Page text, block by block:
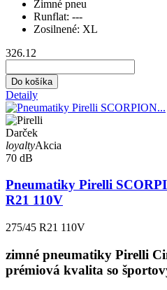
Zimné pneu
Runflat: ---
Zosilnené: XL
326.12
Do košíka
Detaily
Darček
loyaltyAkcia
70 dB
Pneumatiky Pirelli
R21 110V
275/45 R21 110V
zimné pneumatiky Pirelli
prémiová kvalita so